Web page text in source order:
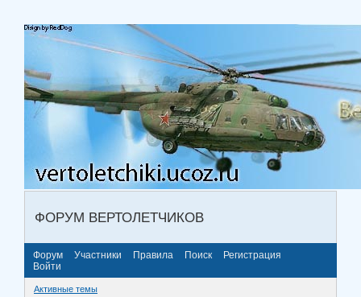
ФОРУМ ВЕРТОЛЕТЧИКОВ
Форум Участники Правила Поиск
Регистрация
Войти
Активные темы